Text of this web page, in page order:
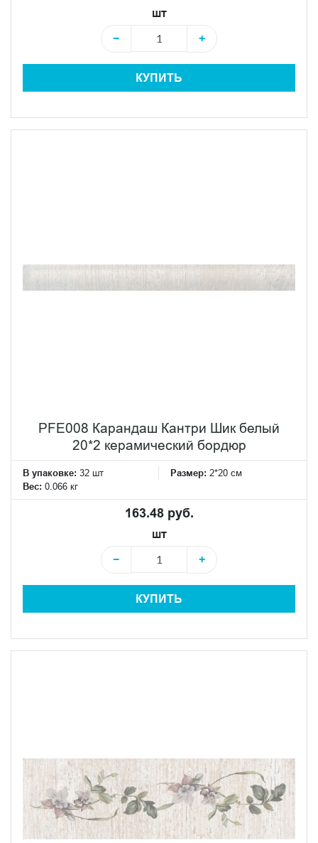
шт
−
+
КУПИТЬ
PFE008 Карандаш Кантри Шик белый
20*2 керамический бордюр
В упаковке: 32 шт Размер: 2*20 см
Вес: 0.066 кг
163.48 руб.
шт
−
+
КУПИТЬ